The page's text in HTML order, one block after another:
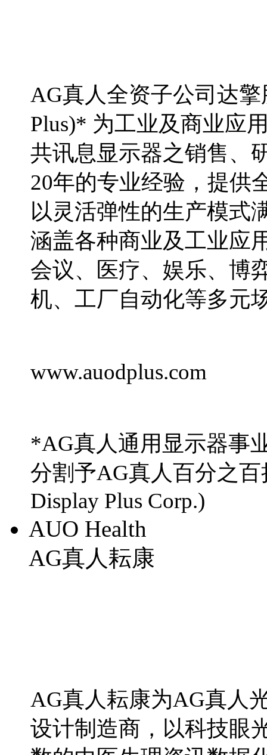
AG真人全资子公司达
Plus)* 为工业及商业应
共讯息显示器之销售、
20年的专业经验，提供
以灵活弹性的生产模式
涵盖各种商业及工业应
会议、医疗、娱乐、博
机、工厂自动化等多元
www.auodplus.com
*AG真人通用显示器事
分割予AG真人百分之
Display Plus Corp.)
AUO Health
AG真人耘康
AG真人耘康为AG真人
设计制造商，以科技眼